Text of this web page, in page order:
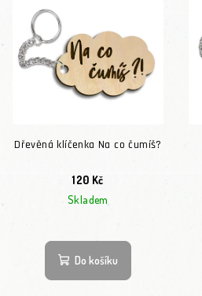
Dřevěná klíčenka Na co čumíš?
120 Kč
Skladem
Do košíku